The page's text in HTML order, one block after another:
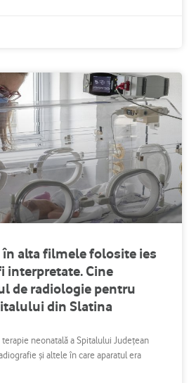
în alta filmele folosite ies
interpretate. Cine
de radiologie pentru
din Slatina
neonatală a Spitalului Județean
și altele în care aparatul era